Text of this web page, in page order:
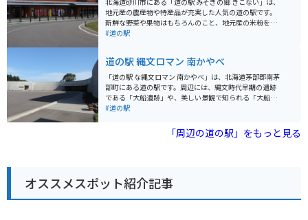
地元産の農産物や特産品が充実した人気の道の駅です。
新鮮な野菜や果物はもちろんのこと、地元産の米粉を使
ったパンやスイーツ、味噌や醤油などの加工品も豊富に
きます。 バイクで訪れる際には、広々とした駐車場があ
るので安心です。 道の駅 みそぎの郷 きこないは、ドライ
ブやツーリングの休憩スポットとしてだけでなく、地元
の魅力に触れられる場所としてもおすすめです。
#道の駅
道の駅 縄文ロマン 南かやべ
「道の駅 な縄文ロマン 南かやべ」は、北海道茅部郡南茅
部町にある道の駅です。周辺には、縄文時代早期の遺跡
である「大船遺跡」や、美しい景観で知られる「大船海
岸」など、見どころが沢山あります。 道の駅には、地元
元産の昆布や海産物の加工品、農産物を販売している
「縄文ロマン館」があります。レストランでは、南茅部
適です。 南茅部町は、昆布の産地として有名です。お土
産には、ぜひ地元産の昆布を使った商品を選んでみてく
ださい。また、ホタテやイカなどの海産物も豊富なの
#道の駅
「周辺の道の駅」をもっと見る
オススメスポット紹介記事